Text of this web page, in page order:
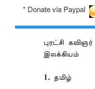
* Donate via Paypal
புரட்சி
இலக்கியம்
1. தமிழ்